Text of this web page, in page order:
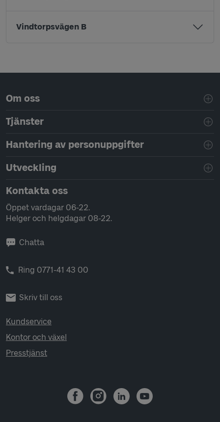
Vindtorpsvägen B
Sidfotsnavigering
Om oss
Tjänster
Hantering av personuppgifter
Utveckling
Kontakta oss
Öppet vardagar 06-22.
Helger och helgdagar 08-22.
Chatta
Ring 0771-41 43 00
Skriv till oss
Kundservice
Kontor och växel
Presstjänst